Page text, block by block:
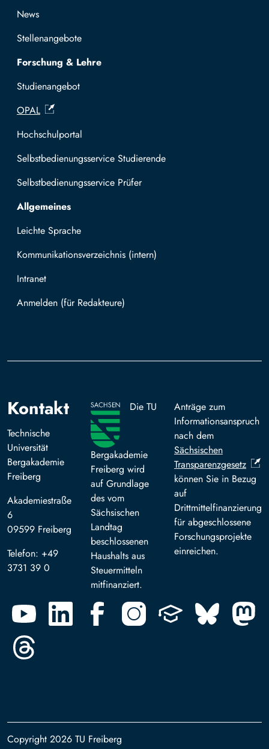
News
Stellenangebote
Forschung & Lehre
Studienangebot
OPAL
Hochschulportal
Selbstbedienungsservice Studierende
Selbstbedienungsservice Prüfer
Allgemeines
Leichte Sprache
Kommunikationsverzeichnis (intern)
Intranet
Mit TUBAF Login anmelden
Kontakt
Technische
Universität
Bergakademie
Freiberg
Akademiestraße
6
09599 Freiberg
Telefon: +49
3731 39 0
Die TU
Bergakademie
Freiberg wird
auf Grundlage
des vom
Sächsischen
Landtag
beschlossenen
Haushalts aus
Steuermitteln
mitfinanziert.
Anträge zum
Informationsanspruch
nach dem
Sächsischen
Transparenzgesetz
können Sie in Bezug
auf
Drittmittelfinanzierung
für abgeschlossene
Forschungsprojekte
einreichen.
Copyright 2026 TU Freiberg